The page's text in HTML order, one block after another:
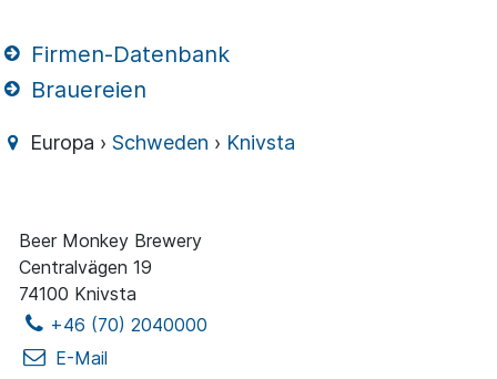
Firmen-Datenbank
Brauereien
Europa ›Schweden › Knivsta
Beer Monkey Brewery
Centralvägen 19
74100 Knivsta
+46 (70) 2040000
E-Mail